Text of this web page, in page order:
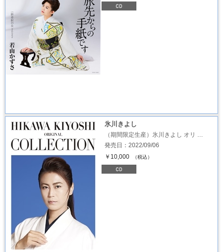
氷川きよし
（期間限定生産）氷川きよし オリ …
発売日：2022/09/06
￥10,000
（税込）